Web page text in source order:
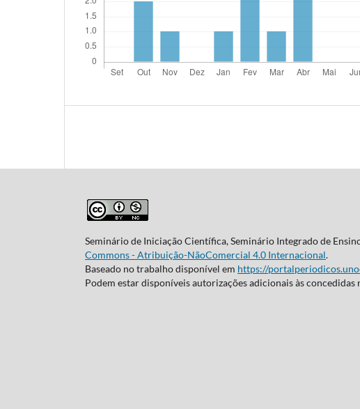
Seminário de Iniciação Científica, Seminário Integrado de
Commons - Atribuição-NãoComercial 4.0 Internacional.
Baseado no trabalho disponível em https://
Podem estar disponíveis autorizações adicionais às concedidas